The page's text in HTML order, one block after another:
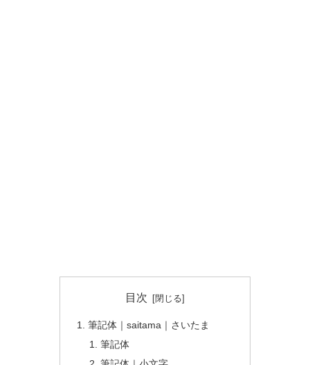
目次
筆記体｜saitama｜さいたま
筆記体